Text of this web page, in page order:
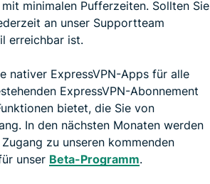
minimalen Pufferzeiten. Sollten Sie
an unser Supportteam
erreichbar ist.
nativer ExpressVPN-Apps für alle
ExpressVPN-Abonnement
bietet, die Sie von
In den nächsten Monaten werden
zu unseren kommenden
unser Beta-Programm.